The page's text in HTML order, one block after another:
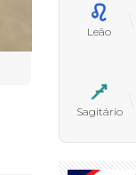
Leão
Sagitário